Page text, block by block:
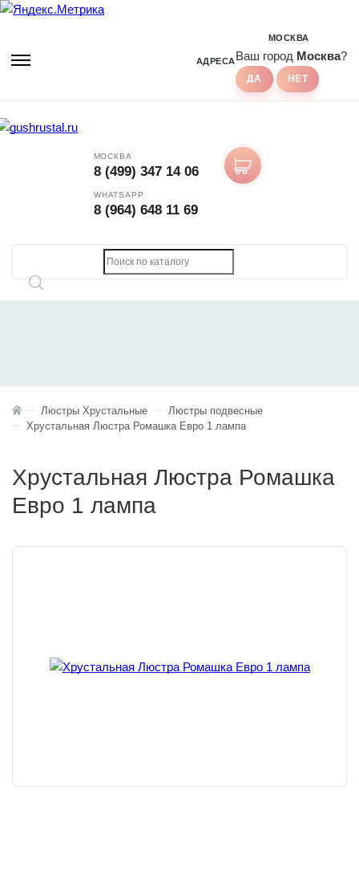
АДРЕСА
МОСКВА
Ваш город Москва?
МОСКВА
8 (499) 347 14 06
WHATSAPP
8 (964) 648 11 69
Люстры Хрустальные
Люстры подвесные
Хрустальная Люстра Ромашка Евро 1 лампа
Хрустальная Люстра Ромашка
Евро 1 лампа